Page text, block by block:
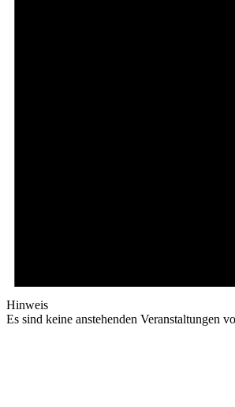
Hinweis
Es sind keine anstehenden Veranstaltungen